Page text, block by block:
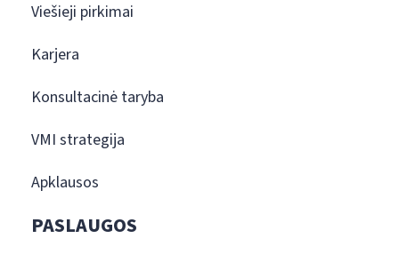
Viešieji pirkimai
Karjera
Konsultacinė taryba
VMI strategija
Apklausos
PASLAUGOS